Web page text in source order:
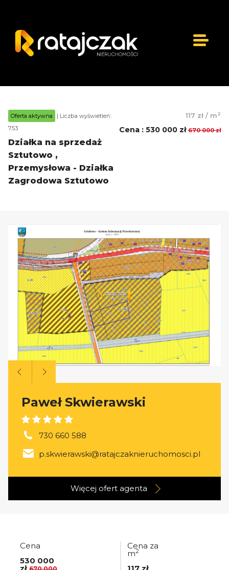
Oferta aktywna
| Liczba wyświetleń:
753
Działka na sprzedaż
Sztutowo ,
Przemysłowa - Działka
Zagrodowa Sztutowo
117 zł / m2
Cena : 530 000 zł 670 000 zł
Paweł Skwierawski
730 660 588
p.skwierawski@ratajczaknieruchomosci.pl
Więcej ofert agenta
Cena
530 000
Cena za
m2